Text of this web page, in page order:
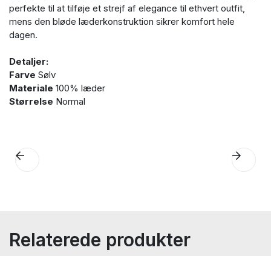
perfekte til at tilføje et strejf af elegance til ethvert outfit,
mens den bløde læderkonstruktion sikrer komfort hele
dagen.
Detaljer:
Farve Sølv
Materiale 100% læder
Størrelse Normal
Relaterede produkter